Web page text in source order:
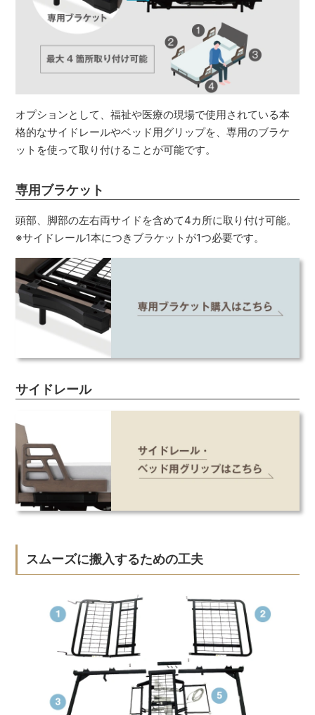
オプションとして、福祉や医療の現場で使用されている本
格的なサイドレールやベッド用グリップを、専用のブラケ
ットを使って取り付けることが可能です。
専用ブラケット
頭部、脚部の左右両サイドを含めて4カ所に取り付け可能。
※サイドレール1本につきブラケットが1つ必要です。
サイドレール
スムーズに搬入するための工夫